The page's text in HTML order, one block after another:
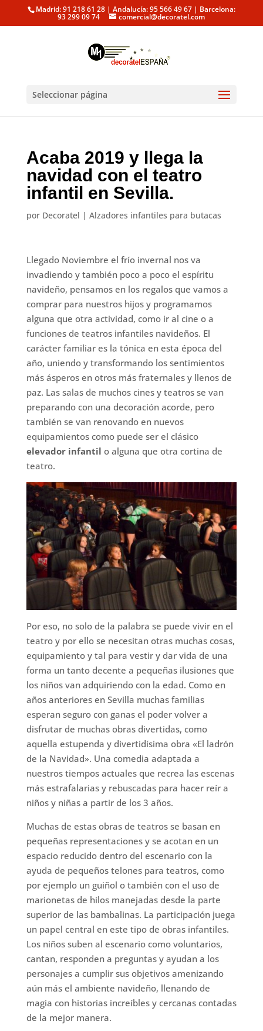
Madrid: 91 218 61 28 | Andalucía: 95 566 49 67 | Barcelona:
93 299 09 74 comercial@decoratel.com
Seleccionar página
Acaba 2019 y llega la
navidad con el teatro
infantil en Sevilla.
por Decoratel | Alzadores infantiles para butacas
Llegado Noviembre el frío invernal nos va
invadiendo y también poco a poco el espíritu
navideño, pensamos en los regalos que vamos a
comprar para nuestros hijos y programamos
alguna que otra actividad, como ir al cine o a
funciones de teatros infantiles navideños. El
carácter familiar es la tónica en esta época del
año, uniendo y transformando los sentimientos
más ásperos en otros más fraternales y llenos de
paz. Las salas de muchos cines y teatros se van
preparando con una decoración acorde, pero
también se van renovando en nuevos
equipamientos como puede ser el clásico
elevador infantil o alguna que otra cortina de
teatro.
Por eso, no solo de la palabra se puede vivir en el
teatro y por ello se necesitan otras muchas cosas,
equipamiento y tal para vestir y dar vida de una
forma un tanto decente a pequeñas ilusiones que
los niños van adquiriendo con la edad. Como en
años anteriores en Sevilla muchas familias
esperan seguro con ganas el poder volver a
disfrutar de muchas obras divertidas, como
aquella estupenda y divertidísima obra «El ladrón
de la Navidad». Una comedia adaptada a
nuestros tiempos actuales que recrea las escenas
más estrafalarias y rebuscadas para hacer reír a
niños y niñas a partir de los 3 años.
Muchas de estas obras de teatros se basan en
pequeñas representaciones y se acotan en un
espacio reducido dentro del escenario con la
ayuda de pequeños telones para teatros, como
por ejemplo un guiñol o también con el uso de
marionetas de hilos manejadas desde la parte
superior de las bambalinas. La participación juega
un papel central en este tipo de obras infantiles.
Los niños suben al escenario como voluntarios,
cantan, responden a preguntas y ayudan a los
personajes a cumplir sus objetivos amenizando
aún más el ambiente navideño, llenando de
magia con historias increíbles y cercanas contadas
de la mejor manera.